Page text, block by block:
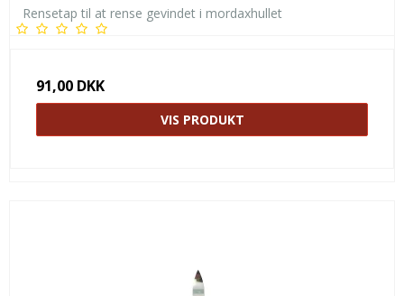
Rensetap til at rense gevindet i mordaxhullet
91,00 DKK
VIS PRODUKT